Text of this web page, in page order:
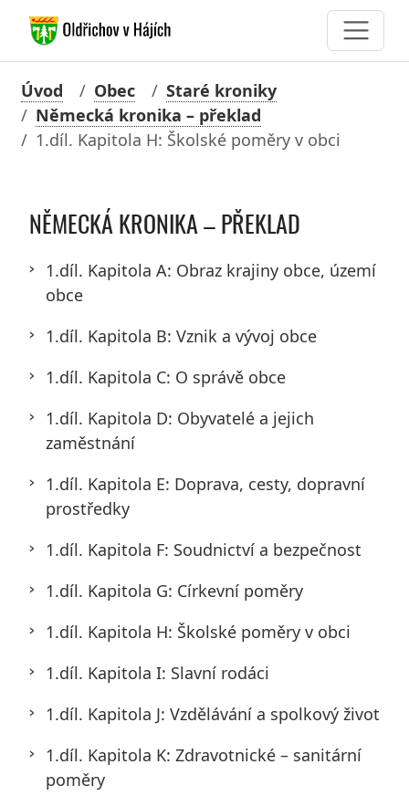
Úvod Obec
Staré kroniky
Německá kronika – překlad
1.díl. Kapitola H: Školské poměry v obci
NĚMECKÁ KRONIKA – PŘEKLAD
1.díl. Kapitola A: Obraz krajiny obce, území
obce
1.díl. Kapitola B: Vznik a vývoj obce
1.díl. Kapitola C: O správě obce
1.díl. Kapitola D: Obyvatelé a jejich
zaměstnání
1.díl. Kapitola E: Doprava, cesty, dopravní
prostředky
1.díl. Kapitola F: Soudnictví a bezpečnost
1.díl. Kapitola G: Církevní poměry
1.díl. Kapitola H: Školské poměry v obci
1.díl. Kapitola I: Slavní rodáci
1.díl. Kapitola J: Vzdělávání a spolkový život
1.díl. Kapitola K: Zdravotnické – sanitární
poměry